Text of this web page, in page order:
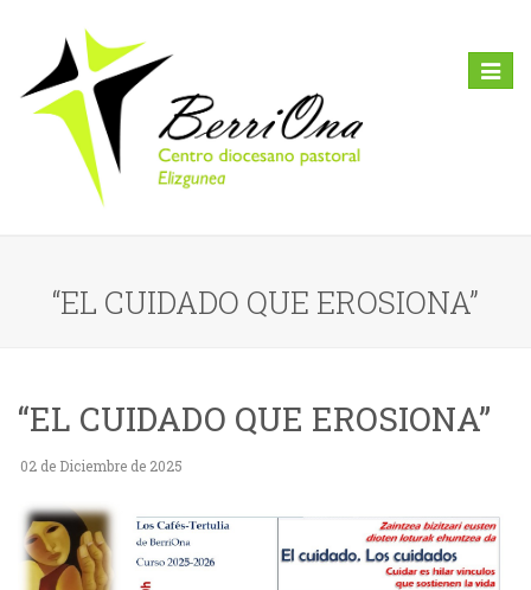
Toggle
“EL CUIDADO QUE EROSIONA”
“EL CUIDADO QUE EROSIONA”
02 de Diciembre de 2025